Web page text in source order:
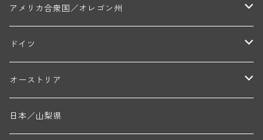
エマニュエル・ルジェ(フラジェ・エシェゾー)
ニコラ・ルジェ(フラジェ・エシェゾー)
ドニ・ペール・エ・フィス(ペルナン・ヴェルジュレス)
コント・ラフォン(ムルソー)
フランク・ジュイヤール(ジュリエナ)
ギイ・ブルトン(モルゴン)
ディディエ・ダグノー(プイィ・フュメ)
レジス・ミネ(プイィ・フュメ)
トゥーレーヌ地区
ド・ラ・ノブレ(シノン)
アルボワ
ペリカン
アメリカ合衆国／オレゴン州
ウィラメット・ヴァレー
ニコラ・ジェイ
ドイツ
ラインガウ
ゲオルグ・ブロイヤー
フランケン
オーストリア
テルメンレギオン
日本／山梨県